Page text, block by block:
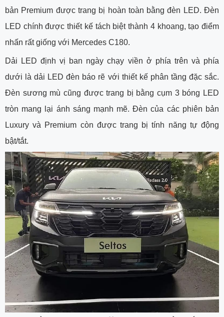
bản Premium được trang bị hoàn toàn bằng đèn LED. Đèn
LED chính được thiết kế tách biệt thành 4 khoang, tạo điểm
nhấn rất giống với Mercedes C180.
Dải LED định vị ban ngày chạy viền ở phía trên và phía
dưới là dải LED đèn báo rẽ với thiết kế phân tầng đặc sắc.
Đèn sương mù cũng được trang bị bằng cụm 3 bóng LED
tròn mang lại ánh sáng mạnh mẽ. Đèn của các phiên bản
Luxury và Premium còn được trang bị tính năng tự động
bật/tắt.